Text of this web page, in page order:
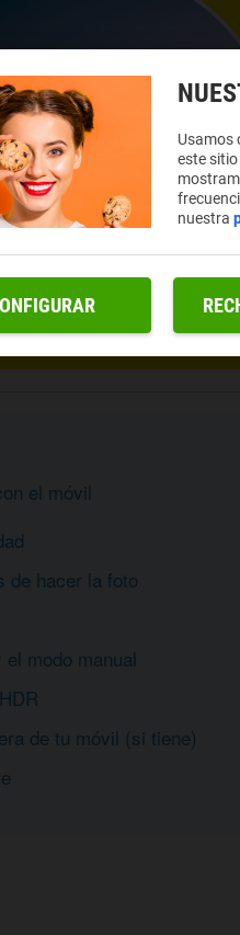
el móvil
de hacer la foto
modo manual
de tu móvil (si tiene)
Usamos
este
nuestra